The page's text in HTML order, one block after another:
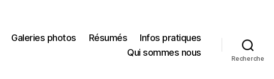
Galeries photos Résumés
Infos pratiques
Qui sommes nous
Recherche